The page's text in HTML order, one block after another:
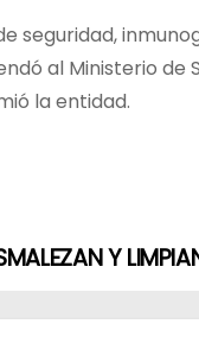
seguridad,
al Ministerio de
la entidad.
Y